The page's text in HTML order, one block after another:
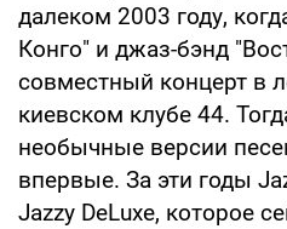
далеком 2003 году,
Конго" и джаз-бэнд
совместный концерт в
киевском клубе 44.
необычные версии
впервые. За эти годы
Jazzy DeLuxe, которое